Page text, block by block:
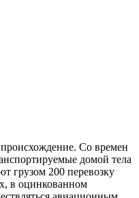
Со времен
домой тела
грузом 200 перевозку
в оцинкованном